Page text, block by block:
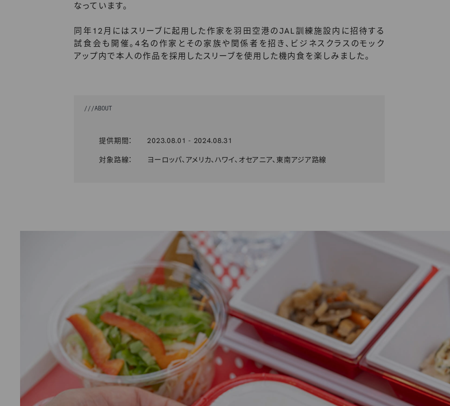
なっています。
同年12月にはスリーブに起用した作家を羽田空港のJAL訓練施設内に招待する
試食会も開催。4名の作家とその家族や関係者を招き、ビジネスクラスのモック
アップ内で本人の作品を採用したスリーブを使用した機内食を楽しみました。
///ABOUT
提供期間： 2023.08.01 - 2024.08.31
対象路線： ヨーロッパ、アメリカ、ハワイ、オセアニア、東南アジア路線